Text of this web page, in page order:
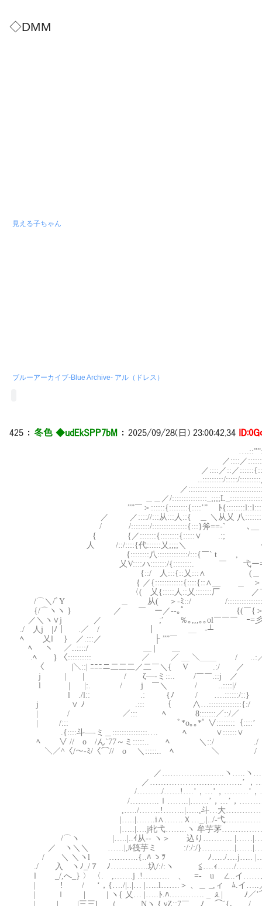
◇DMM
見える子ちゃん
ブルーアーカイブ-Blue Archive- アル（ドレス）
425 ： 冬色 ◆udEkSPP7bM ： 2025/09/28(日) 23:00:42.34
….::””:::::::::::””⌒
／::::／::::::::/::::::／:::::::
／::::／::／::::::{:::::/::::::::::::::
..:::::::::/:::::/:::::::::八
／:::::::::::::::::::::::::::::::::::::＼
＿＿／/
””￣＞::::::{::::::::{::::’” ﾄ{::::::::l::l:::⌒”’ﾄﾐ
／ ／:::://:::从:::人::{ ＿ ＼从乂 八:::::::::ﾒ:::::/
/ /::::::::/:::::::::::::::{:::}斧==‐` ､__ )／ﾉ／
{ ｛／:::::::{::::::::{:::::∨ .:; `”ミﾐzzx /:::/
人 /::/::::{代::::::乂;;;;＼ ・ /／::::::::/
{::::::::八:::::::::::::/:::{￣` t , ｰ=彡
乂V::::ハ:::::::/{::::::::. ￣ 弋ー=彡:::::::::
{::/ 人:::{::乂:::∧ (＿＞–‐::::::::::::／
｛ ／{::::::::::::{::::{::∧__ ＿ ＞ミ;;:::::;;;彡
〈( 乂{:::::人::乂:::::::厂 ／￣:::::::ノ
/⌒＼/ﾞY ＿ 从( ＞-ﾐ::/ /::::::::::::::::::::::::::::
{/⌒ヽヽ } ／ ￣ ー／-‐｡ﾟ {(￣{＞–‐””:::
／＼ヽ∨j ／ ;′ ％｡,,,｡｡ol￣￣￣ ｰ=彡
./ 人j |ﾉ｜ .／ / ｜ ＿ -┴ ￣￣
ﾍ 乂l } ／.:::／ ├ ””
ﾍ ヽ ／..::::/ ＿ | ＿ .::) | いつも
.ﾍ } 〈:::::::::: ／ ／ ＿ ＼＿＿ /
〈 |＼::| ﾆﾆﾆニ二二二／二￣＼{ V
j | | / ζ―-ミ::.. /￣￣.::j
l ｜ |:. / j ￣＼ /
l ./l:: .: {ﾉ / ….::::::/
j ∨ ﾉ .::: ｛ ∧…::::::::::::::{:/ ＿ -
| / ／::: ﾍ 8:::::::／::/／￣ ./
| /::: ﾟ*o｡｡*ﾟ ∨::::::::｛
.{::::斗―-ミ＿:::::::::::::::…. ﾍ
ﾍ ∨ // o /ん`77～ミ:::::.. ﾍ ＼::/ ./
＼／^〈/～-ﾐ/〈⌒// o ＼:::::.. ﾍ ＼ /
／…………………..ヽ…..ヽ
／…………………………….’ ，…’ ，
/………/……!….’，…’，………’，…..’
/………..ｌ……..|…….’，…’，
,…../……..!……..|…..,斗…大
|…..|…….i∧…….Ｘ…_.|../‐弋
|…..|….j牝弋……..ヽ 牟芋茅
/⌒ヽ |…..|..ｲ从‐- ヽ＞ 込り………..
／ ヽ＼＼ ……|,ﾙ筏芋ミ :/:/:/
/ ＼ ＼ヽl ………..{..ﾊ ゝﾂ ﾉ…../….j…..
./ 入 ヽﾉ_/７ ﾉ…………..圦/:/:ヽ ≦….ｨ……/
l _/,へ_} 〉 〈. ,…….j .!……….ゝ、 =- u ∠..イ……ノ
| ! / ‘，{…./|..|… |…..l…….＞ 、＿ _,ィ ﾑ.イ…..
| ｌ | | ヽ{ 乂… |…..ﾄ.ﾊ…………. _ ぇ| ﾉ／
| | |三三l （………Nヽ,{ γZ::7￣ ﾉ ⌒´{、 /